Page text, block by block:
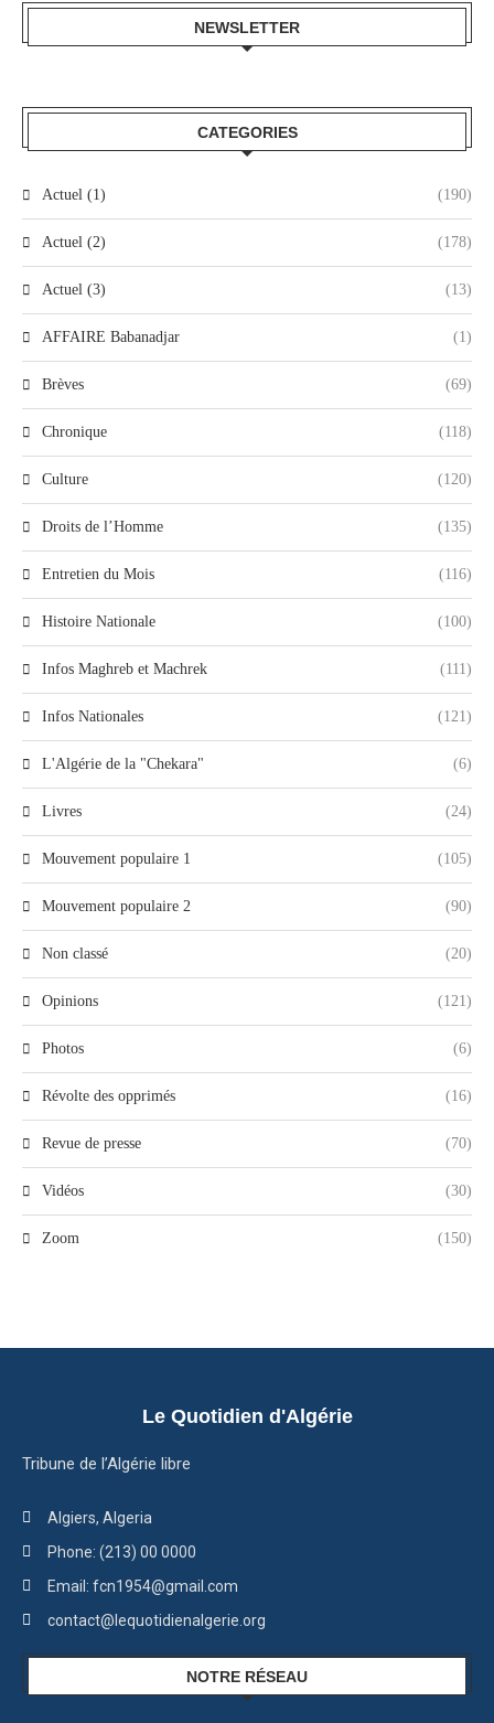
NEWSLETTER
CATEGORIES
Actuel (1) (190)
Actuel (2) (178)
Actuel (3) (13)
AFFAIRE Babanadjar (1)
Brèves (69)
Chronique (118)
Culture (120)
Droits de l’Homme (135)
Entretien du Mois (116)
Histoire Nationale (100)
Infos Maghreb et Machrek (111)
Infos Nationales (121)
L'Algérie de la "Chekara" (6)
Livres (24)
Mouvement populaire 1 (105)
Mouvement populaire 2 (90)
Non classé (20)
Opinions (121)
Photos (6)
Révolte des opprimés (16)
Revue de presse (70)
Vidéos (30)
Zoom (150)
Le Quotidien d'Algérie
Tribune de l’Algérie libre
Algiers, Algeria
Phone: (213) 00 0000
Email: fcn1954@gmail.com
contact@lequotidienalgerie.org
NOTRE RÉSEAU